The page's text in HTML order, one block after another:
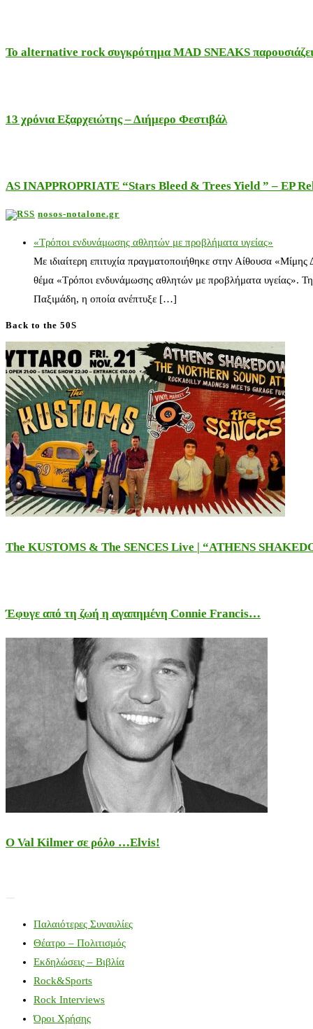
Το alternative rock συγκρότημα MAD SNEAKS
13 χρόνια Εξαρχειώτης – Διήμερο Φεστιβάλ
AS INAPPROPRIATE “Stars Bleed & Trees Yield ” – EP
nosos-notalone.gr
«Τρόποι ενδυνάμωσης αθλητών με προβλήματα υγείας»
Με ιδιαίτερη επιτυχία πραγματοποιήθηκε στην Αίθουσα
θέμα «Τρόποι ενδυνάμωσης αθλητών με προβλήματα υγείας».
Παξιμάδη, η οποία ανέπτυξε […]
Back to the 50S
The KUSTOMS & The SENCES Live | “ATHENS
Έφυγε από τη ζωή η αγαπημένη Connie Francis…
Ο Val Kilmer σε ρόλο …Elvis!
Παλαιότερες Συναυλίες
Θέατρο – Πολιτισμός
Εκδηλώσεις – Βιβλία
Rock&Sports
Rock Interviews
Όροι Χρήσης